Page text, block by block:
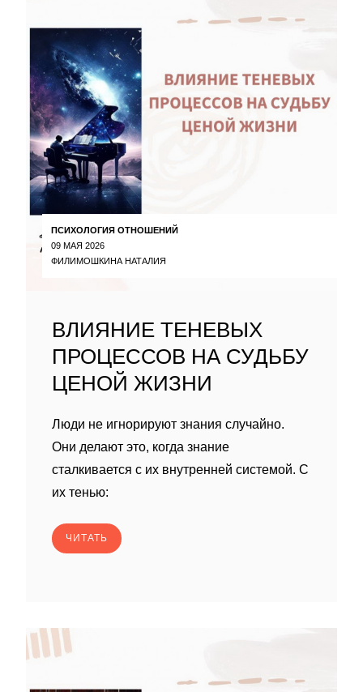
ПСИХОЛОГИЯ ОТНОШЕНИЙ
09 МАЯ 2026
ФИЛИМОШКИНА НАТАЛИЯ
ВЛИЯНИЕ ТЕНЕВЫХ
ПРОЦЕССОВ НА СУДЬБУ
ЦЕНОЙ ЖИЗНИ
Люди не игнорируют знания случайно.
Они делают это, когда знание
сталкивается с их внутренней системой. С
их тенью:
ЧИТАТЬ